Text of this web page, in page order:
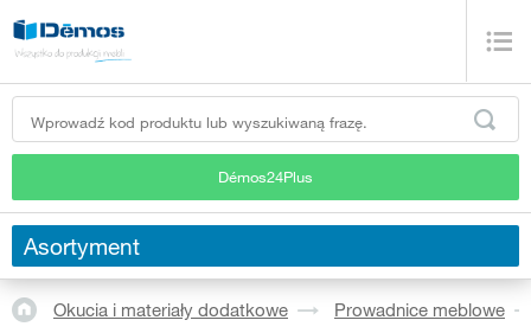
Démos24Plus
Asortyment
Okucia i materiały dodatkowe Prowadnice meblowe